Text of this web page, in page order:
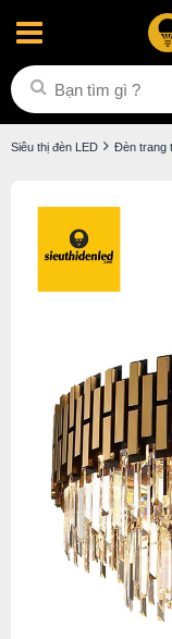
Siêu thị đèn LED Đèn trang